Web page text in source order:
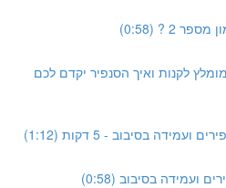
מומלץ לקנות ואיך הסנפיר יקדם לכם